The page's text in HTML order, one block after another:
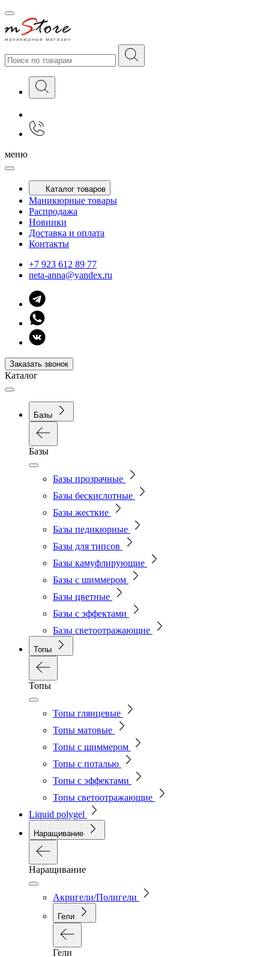
меню
Каталог товаров
Маникюрные товары
Распродажа
Новинки
Доставка и оплата
Контакты
+7 923 612 89 77
neta-anna@yandex.ru
Заказать звонок
Каталог
Базы
Базы
Базы прозрачные
Базы бескислотные
Базы жесткие
Базы педикюрные
Базы для типсов
Базы камуфлирующие
Базы с шиммером
Базы цветные
Базы с эффектами
Базы светоотражающие
Топы
Топы
Топы глянцевые
Топы матовые
Топы с шиммером
Топы с поталью
Топы с эффектами
Топы светоотражающие
Liquid polygel
Наращивание
Наращивание
Акригели/Полигели
Гели
Гели